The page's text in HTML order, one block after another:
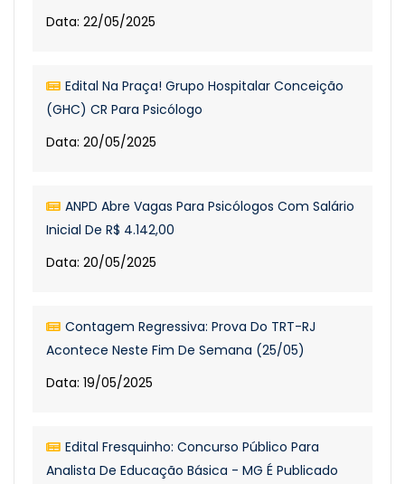
Data: 22/05/2025
Edital Na Praça! Grupo Hospitalar Conceição
(GHC) CR Para Psicólogo
Data: 20/05/2025
ANPD Abre Vagas Para Psicólogos Com Salário
Inicial De R$ 4.142,00
Data: 20/05/2025
Contagem Regressiva: Prova Do TRT-RJ
Acontece Neste Fim De Semana (25/05)
Data: 19/05/2025
Edital Fresquinho: Concurso Público Para
Analista De Educação Básica - MG É Publicado